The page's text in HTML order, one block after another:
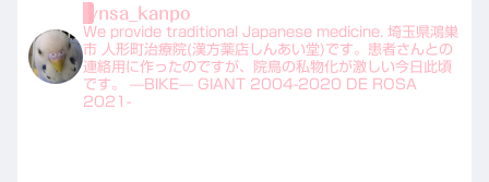
ynsa_kanpo
We provide traditional Japanese medicine. 埼玉県鴻巣
市 人形町治療院(漢方薬店しんあい堂)です。患者さんとの
連絡用に作ったのですが、院鳥の私物化が激しい今日此頃
です。
—BIKE— GIANT 2004-2020 DE ROSA
2021-